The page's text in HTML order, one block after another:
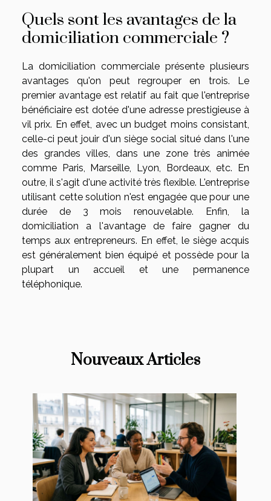
Quels sont les avantages de la
domiciliation commerciale ?
La domiciliation commerciale présente plusieurs
avantages qu'on peut regrouper en trois. Le
premier avantage est relatif au fait que l'entreprise
bénéficiaire est dotée d'une adresse prestigieuse à
vil prix. En effet, avec un budget moins consistant,
celle-ci peut jouir d'un siège social situé dans l'une
des grandes villes, dans une zone très animée
comme Paris, Marseille, Lyon, Bordeaux, etc. En
outre, il s'agit d'une activité très flexible. L'entreprise
utilisant cette solution n'est engagée que pour une
durée de 3 mois renouvelable. Enfin, la
domiciliation a l'avantage de faire gagner du
temps aux entrepreneurs. En effet, le siège acquis
est généralement bien équipé et possède pour la
plupart un accueil et une permanence
téléphonique.
Nouveaux Articles